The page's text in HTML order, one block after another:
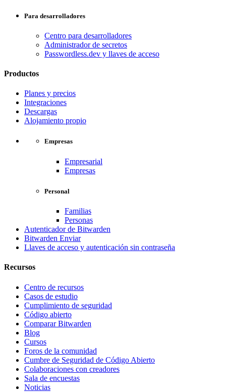
Para desarrolladores
Centro para desarrolladores
Administrador de secretos
Passwordless.dev y llaves de acceso
Productos
Planes y precios
Integraciones
Descargas
Alojamiento propio
Empresas
Empresarial
Empresas
Personal
Familias
Personas
Autenticador de Bitwarden
Bitwarden Enviar
Llaves de acceso y autenticación sin contraseña
Recursos
Centro de recursos
Casos de estudio
Cumplimiento de seguridad
Código abierto
Comparar Bitwarden
Blog
Cursos
Foros de la comunidad
Cumbre de Seguridad de Código Abierto
Colaboraciones con creadores
Sala de encuestas
Noticias